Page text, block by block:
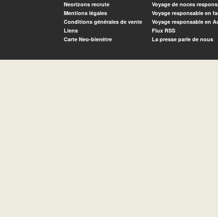
Neorizons recrute
Mentions légales
Conditions générales de vente
Liens
Carte Neo-bienêtre
Voyage de noces
Voyage responsable en
Voyage responsable en
Flux RSS
La presse parle de nous